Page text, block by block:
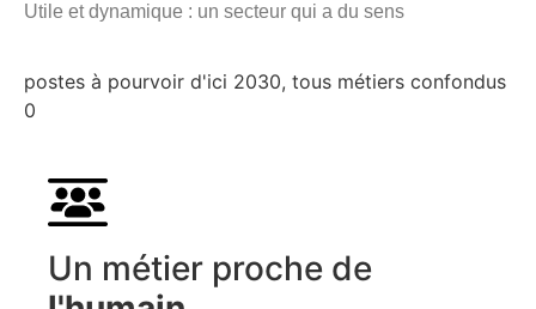
Utile et dynamique : un secteur qui a du sens
postes à pourvoir d'ici 2030, tous métiers confondus
0
Un métier proche de